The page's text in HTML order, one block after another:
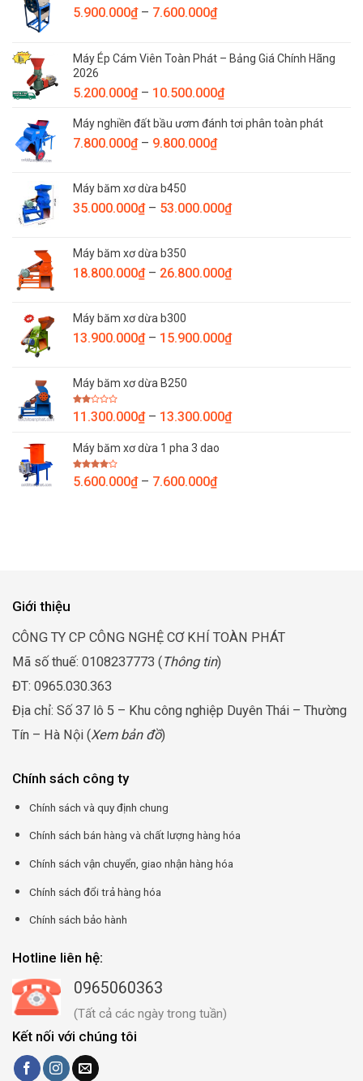
5.900.000₫ – 7.600.000₫Khoảng
5.900.000₫
7.600.000₫
Máy Ép Cám Viên Toàn Phát – Bảng Giá Chính Hãng
2026
5.200.000₫ – 10.500.000₫Khoảng
từ
Máy nghiền đất bầu ươm đánh tơi phân toàn phát
7.800.000₫ – 9.800.000₫Khoảng
đến
Máy băm xơ dừa b450
35.000.000₫ – 53.000.000₫Khoảng
đến
Máy băm xơ dừa b350
18.800.000₫ – 26.800.000₫Khoảng
đến
Máy băm xơ dừa b300
13.900.000₫ – 15.900.000₫Khoảng
15.900.000₫
Máy băm xơ dừa B250
Được
xếp
5
11.300.000₫ – 13.300.000₫Khoảng
Máy băm xơ dừa 1 pha 3 dao
Được
xếp
5.600.000₫ – 7.600.000₫Khoảng
Giới thiệu
CÔNG TY CP CÔNG NGHỆ CƠ KHÍ TOÀN PHÁT
Mã số thuế: 0108237773 (Thông tin)
ĐT: 0965.030.363
Địa chỉ: Số 37 lô 5 – Khu công nghiệp Duyên Thái – Thường
Tín – Hà Nội (Xem bản đồ)
Chính sách công ty
Chính sách và quy định chung
Chính sách bán hàng và chất lượng hàng hóa
Chính sách vận chuyển, giao nhận hàng hóa
Chính sách đổi trả hàng hóa
Chính sách bảo hành
Hotline liên hệ:
0965060363
(Tất cả các ngày trong tuần)
Kết nối với chúng tôi